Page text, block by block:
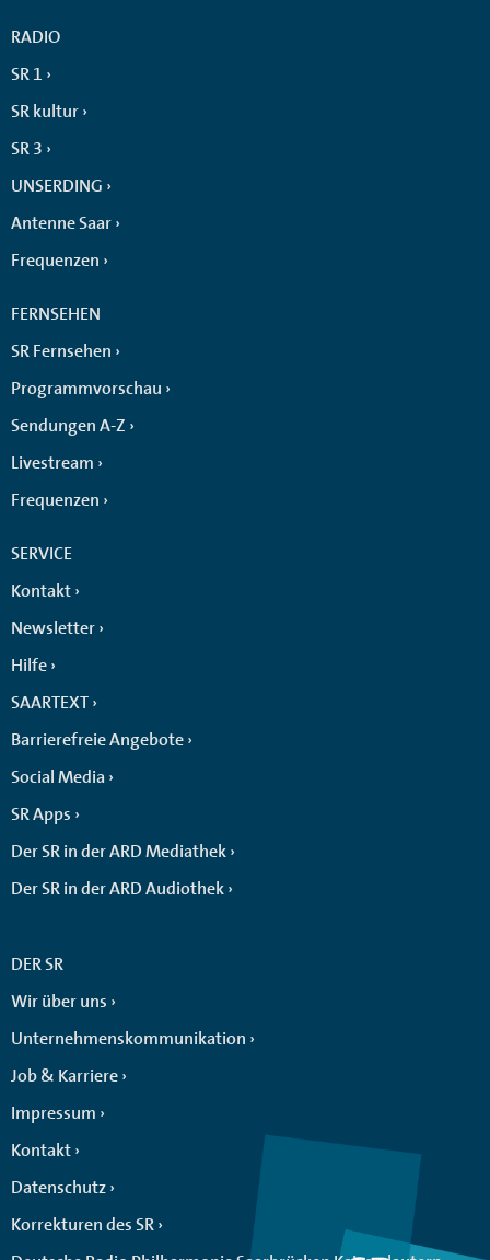
RADIO
SR 1
SR kultur
SR 3
UNSERDING
Antenne Saar
Frequenzen
FERNSEHEN
SR Fernsehen
Programmvorschau
Sendungen A-Z
Livestream
Frequenzen
SERVICE
Kontakt
Newsletter
Hilfe
SAARTEXT
Barrierefreie Angebote
Social Media
SR Apps
Der SR in der ARD Mediathek
Der SR in der ARD Audiothek
DER SR
Wir über uns
Unternehmenskommunikation
Job & Karriere
Impressum
Kontakt
Datenschutz
Korrekturen des SR